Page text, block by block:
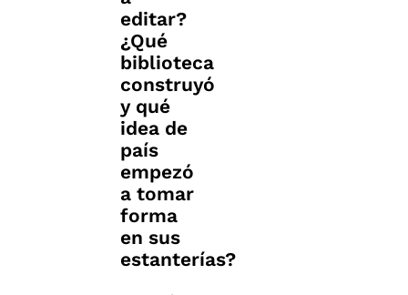
editar?
¿Qué
biblioteca
construyó
y qué
idea de
país
empezó
a tomar
forma
en sus
estanterías?